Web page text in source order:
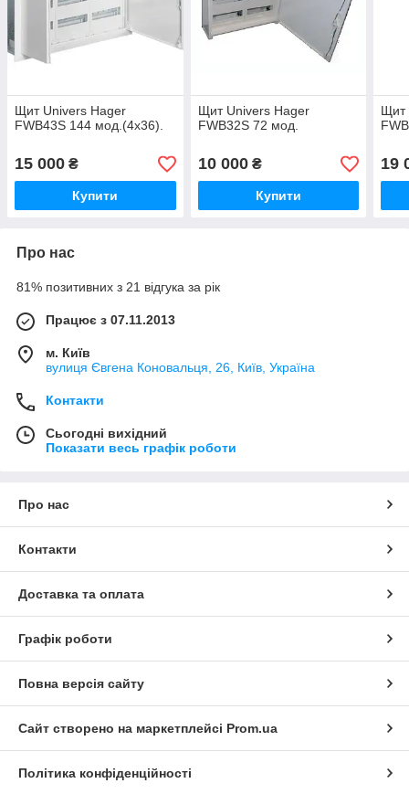
Щит Univers Hager
FWB43S 144 мод.(4x36).
15 000 ₴
Купити
Щит Univers Hager
FWB32S 72 мод.
10 000₴
Купити
Щит
19
Про нас
81% позитивних з 21 відгука за рік
Працює з 07.11.2013
м. Київ
вулиця Євгена Коновальця, 26, Київ, Україна
Контакти
Сьогодні вихідний
Показати весь графік роботи
Про нас
Контакти
Доставка та оплата
Графік роботи
Повна версія сайту
Сайт створено на маркетплейсі Prom.ua
Політика конфіденційності